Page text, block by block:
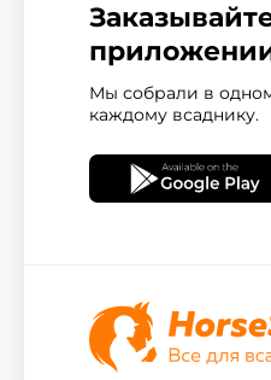
Мы собрали в
каждому всаднику.